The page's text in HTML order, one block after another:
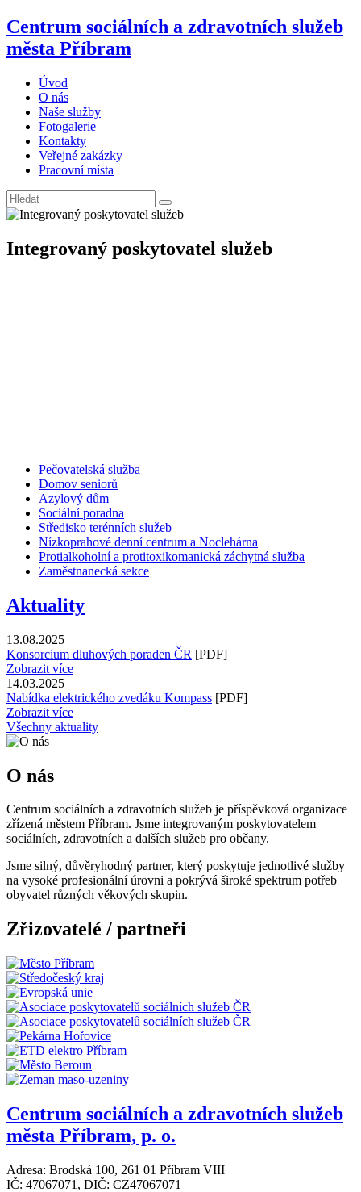
Centrum sociálních a zdravotních služeb
města Příbram
Úvod
O nás
Naše služby
Fotogalerie
Kontakty
Veřejné zakázky
Pracovní místa
Integrovaný poskytovatel služeb
Pečovatelská služba
Domov seniorů
Azylový dům
Sociální poradna
Středisko terénních služeb
Nízkoprahové denní centrum a Noclehárna
Protialkoholní a protitoxikomanická záchytná služba
Zaměstnanecká sekce
Aktuality
13.08.2025
Konsorcium dluhových poraden ČR [PDF]
Zobrazit více
14.03.2025
Nabídka elektrického zvedáku Kompass [PDF]
Zobrazit více
Všechny aktuality
O nás
Centrum sociálních a zdravotních služeb je příspěvková organizace
zřízená městem Příbram. Jsme integrovaným poskytovatelem
sociálních, zdravotních a dalších služeb pro občany.
Jsme silný, důvěryhodný partner, který poskytuje jednotlivé služby
na vysoké profesionální úrovni a pokrývá široké spektrum potřeb
obyvatel různých věkových skupin.
Zřizovatelé / partneři
Centrum sociálních a zdravotních služeb
města Příbram, p. o.
Adresa: Brodská 100, 261 01 Příbram VIII
IČ: 47067071, DIČ: CZ47067071